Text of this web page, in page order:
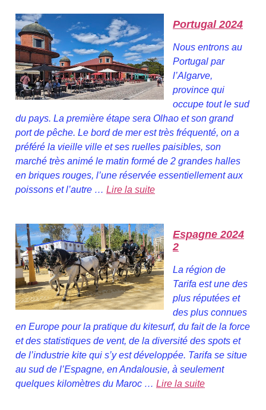
Portugal 2024
Nous entrons au
Portugal par
l’Algarve,
province qui
occupe tout le sud
du pays. La première étape sera Olhao et son grand
port de pêche. Le bord de mer est très fréquenté, on a
préféré la vieille ville et ses ruelles paisibles, son
marché très animé le matin formé de 2 grandes halles
en briques rouges, l’une réservée essentiellement aux
poissons et l’autre … Lire la suite
Espagne 2024
2
La région de
Tarifa est une des
plus réputées et
des plus connues
en Europe pour la pratique du kitesurf, du fait de la force
et des statistiques de vent, de la diversité des spots et
de l’industrie kite qui s’y est développée. Tarifa se situe
au sud de l’Espagne, en Andalousie, à seulement
quelques kilomètres du Maroc … Lire la suite